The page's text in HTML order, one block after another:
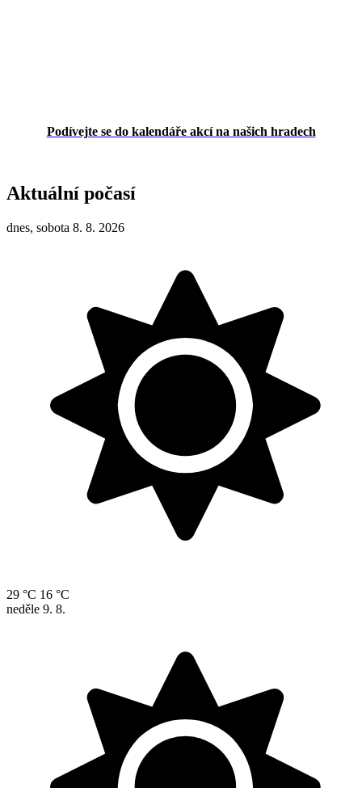
Podívejte se do kalendáře akcí na našich hradech
Aktuální počasí
dnes, sobota 8. 8. 2026
29 °C 16 °C
neděle 9. 8.